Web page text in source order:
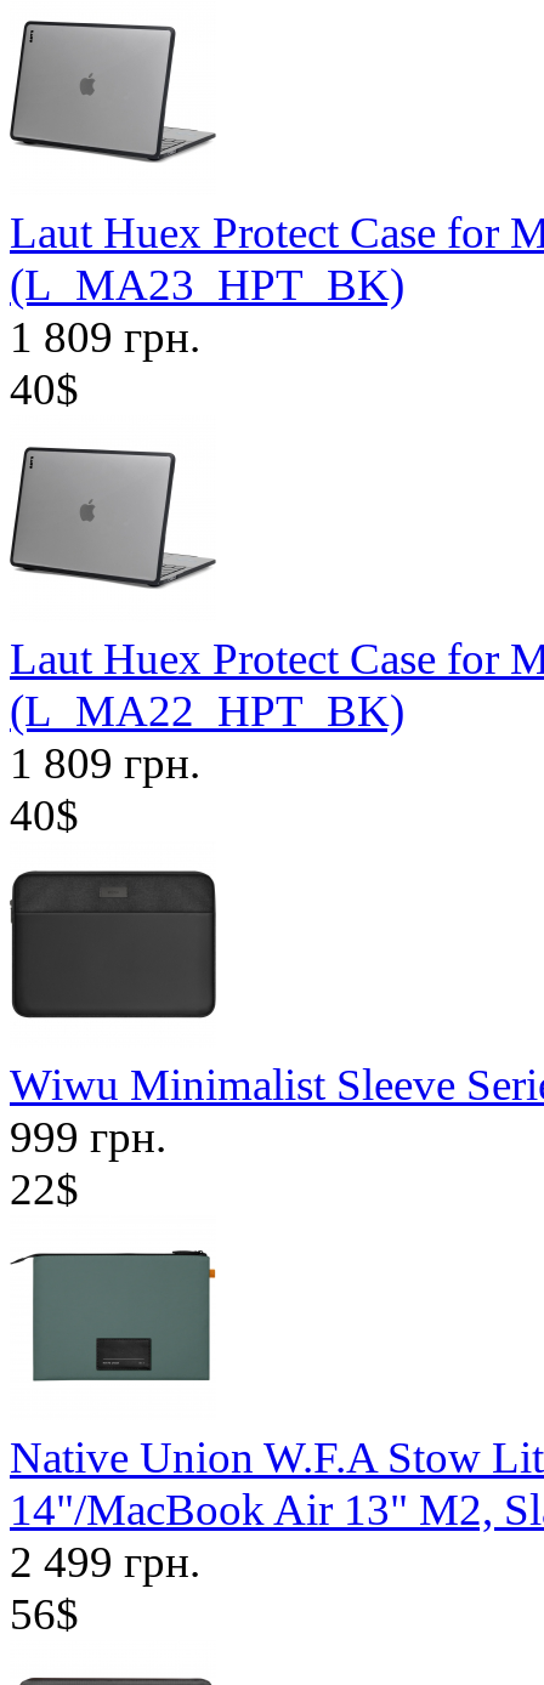
Laut Huex Protect Case for
(L_MA23_HPT_BK)
1 809 грн.
40$
Laut Huex Protect Case for
(L_MA22_HPT_BK)
1 809 грн.
40$
Wiwu Minimalist Sleeve
999 грн.
22$
Native Union W.F.A Stow
14"/MacBook Air 13" M2,
2 499 грн.
56$